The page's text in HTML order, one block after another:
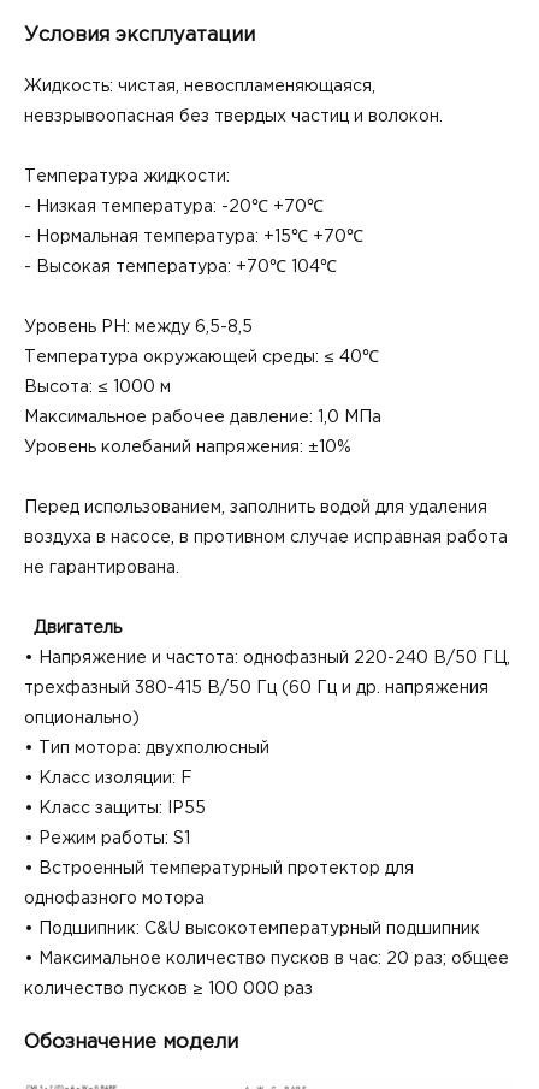
Условия эксплуатации
Жидкость: чистая, невоспламеняющаяся,
невзрывоопасная без твердых частиц и волокон.
Температура жидкости:
- Низкая температура: -20℃ +70℃
- Нормальная температура: +15℃ +70℃
- Высокая температура: +70℃ 104℃
Уровень РН: между 6,5-8,5
Температура окружающей среды: ≤ 40℃
Высота: ≤ 1000 м
Максимальное рабочее давление: 1,0 MПа
Уровень колебаний напряжения: ±10%
Перед использованием, заполнить водой для удаления
воздуха в насосе, в противном случае исправная работа
не гарантирована.
Двигатель
• Напряжение и частота: однофазный 220-240 В/50 ГЦ,
трехфазный 380-415 В/50 Гц (60 Гц и др. напряжения
опционально)
• Тип мотора: двухполюсный
• Класс изоляции: F
• Класс защиты: IP55
• Режим работы: S1
• Встроенный температурный протектор для
однофазного мотора
• Подшипник: C&U высокотемпературный подшипник
• Максимальное количество пусков в час: 20 раз; общее
количество пусков ≥ 100 000 раз
Обозначение модели